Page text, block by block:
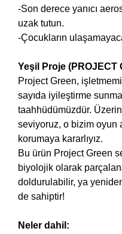
-Son derece yanıcı
uzak tutun.
-Çocukların
Yeşil Proje (PROJECT
Project Green,
sayıda iyileştirme
taahhüdümüzdür.
seviyoruz, o bizim oyun
korumaya kararlıyız.
Bu ürün Project Green
biyolojik olarak
doldurulabilir, ya
de sahiptir!
Neler dahil: